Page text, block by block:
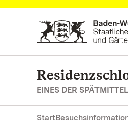
Zum Hauptinhalt springen
EINES DER
Start